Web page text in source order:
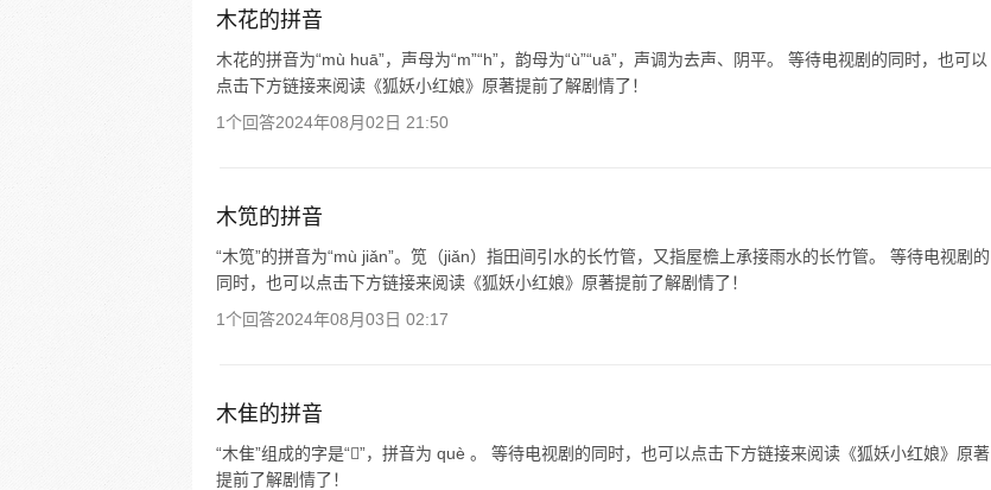
木花的拼音
木花的拼音为“mù huā”，声母为“m”“h”，韵母为“ù”“uā”，声调为去声、阴平。 等待电视剧的同时，也可以
点击下方链接来阅读《狐妖小红娘》原著提前了解剧情了！
1个回答2024年08月02日 21:50
木笕的拼音
“木笕”的拼音为“mù jiǎn”。笕（jiǎn）指田间引水的长竹管，又指屋檐上承接雨水的长竹管。 等待电视剧的
同时，也可以点击下方链接来阅读《狐妖小红娘》原著提前了解剧情了！
1个回答2024年08月03日 02:17
木隹的拼音
“木隹”组成的字是“𣙜”，拼音为 què 。 等待电视剧的同时，也可以点击下方链接来阅读《狐妖小红娘》原著
提前了解剧情了！